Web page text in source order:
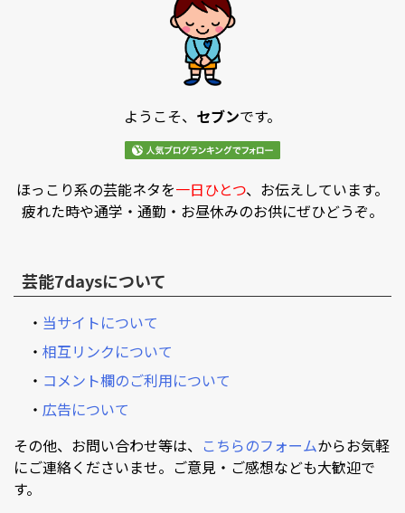
ようこそ、 セブンです。
ほっこり系の芸能ネタを一日ひとつ、お伝えしています。
疲れた時や通学・通勤・お昼休みのお供にぜひどうぞ。
芸能7daysについて
・ 当サイトについて
・ 相互リンクについて
・ コメント欄のご利用について
・ 広告について
その他、お問い合わせ等は、 こちらのフォームからお気軽
にご連絡くださいませ。ご意見・ご感想なども大歓迎で
す。